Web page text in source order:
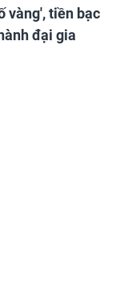
vàng', tiền bạc
đại gia